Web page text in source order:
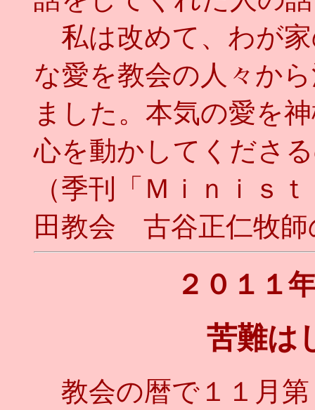
私は改めて、わが
な愛を教会の人々か
ました。本気の愛を
心を動かしてくださ
（季刊「Ｍｉｎｉｓ
田教会 古谷正仁牧師
２０１
苦難は
教会の暦で１１月第